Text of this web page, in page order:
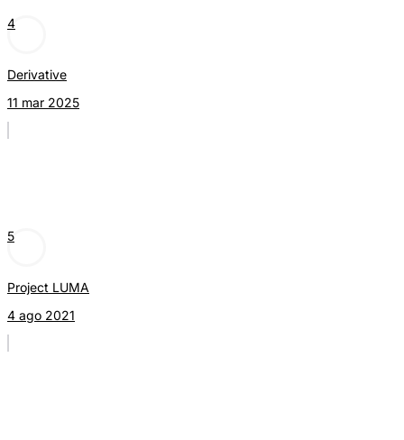
4
Derivative
11 mar 2025
5
Project LUMA
4 ago 2021